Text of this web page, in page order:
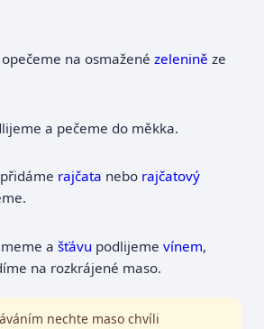
na osmaženézelenině ze
a pečeme do měkka.
přidáme rajčata nebo rajčatový
ašťávu podlijemevínem,
na rozkrájené maso.
nechte maso chvíli